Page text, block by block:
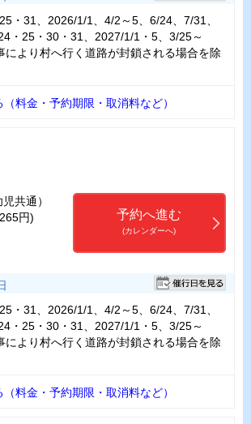
・31、2026/1/1、4/2～5、6/24、7/31、
・25・30・31、2027/1/1・5、3/25～
により村へ行く道路が封鎖される場合を除
料金・予約期限・取消料など）
共通）
円)
予約へ進む
(カレンダーへ)
・31、2026/1/1、4/2～5、6/24、7/31、
・25・30・31、2027/1/1・5、3/25～
により村へ行く道路が封鎖される場合を除
料金・予約期限・取消料など）